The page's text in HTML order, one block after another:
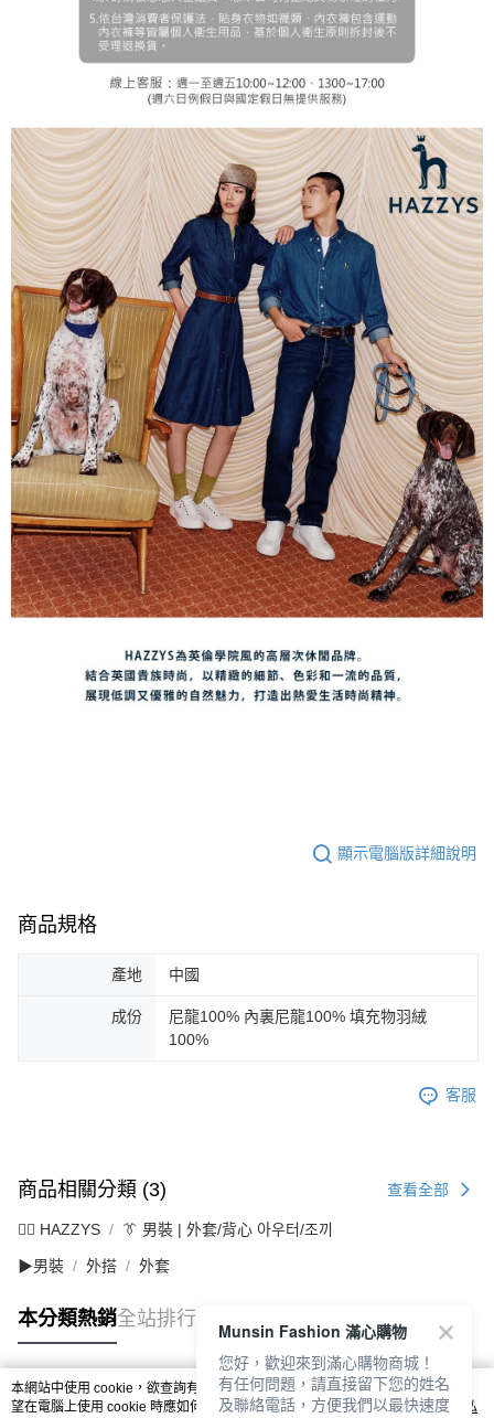
顯示電腦版詳細說明
商品規格
產地 中國
成份
尼龍100% 內裏尼龍100% 填充物羽絨
100%
客服
商品相關分類 (3) 查看全部
🐕‍🦺 HAZZYS 👔 男裝 | 外套/背心 아우터/조끼
▶男裝 外搭 外套
本分類熱銷全站排行
熱門標籤
本網站中使用 cookie，欲查詢有關本網站使用 cookie 方式之詳情，及若您不希
望在電腦上使用 cookie 時應如何變更電腦的 cookie 設定，請參閱本網站「
隱私
Munsin Fashion 滿心購物
您好，歡迎來到滿心購物商城！
有任何問題，請直接留下您的姓名
及聯絡電話，方便我們以最快速度